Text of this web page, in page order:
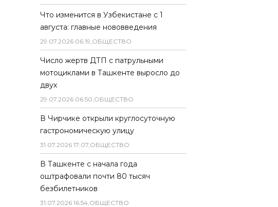
Что изменится в Узбекистане с 1
августа: главные нововведения
29.07.2026 06:19,ОБЩЕСТВО
Число жертв ДТП с патрульными
мотоциклами в Ташкенте выросло до
двух
29.07.2026 06:50,ОБЩЕСТВО
В Чирчике открыли круглосуточную
гастрономическую улицу
31.07.2026 17:07,ОБЩЕСТВО
В Ташкенте с начала года
оштрафовали почти 80 тысяч
безбилетников
31.07.2026 16:54,ОБЩЕСТВО